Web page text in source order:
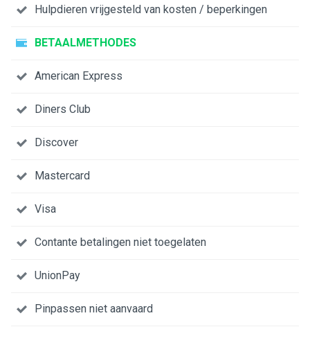
Hulpdieren vrijgesteld van kosten / beperkingen
BETAALMETHODES
American Express
Diners Club
Discover
Mastercard
Visa
Contante betalingen niet toegelaten
UnionPay
Pinpassen niet aanvaard